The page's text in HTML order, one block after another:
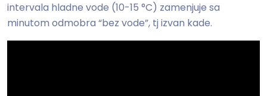
intervala hladne vode (10-15 °C) zamenjuje sa
minutom odmobra “bez vode”, tj izvan kade.